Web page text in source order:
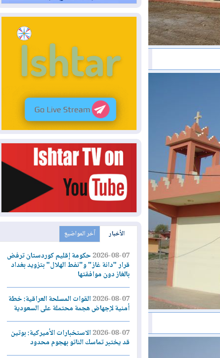
الأخبار آخر المواضيع
2026-08-07حكومة إقليم كوردستان ترفض
قرار "دانة غاز" و"نفط الهلال" بتزويد بغداد
بالغاز دون موافقتها
2026-08-07القوات المسلحة العراقية: خطة
أمنية لإجهاض هجمة محتملة على السعودية
2026-08-07الاستخبارات الأميركية: بوتين
قد يختبر تماسك الناتو بهجوم محدود